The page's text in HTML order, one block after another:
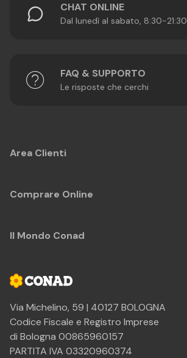
CHAT ONLINE
Dal lunedì al sabato, 8:30-21:30
FAQ & SUPPORTO
Le risposte che cerchi
Via Michelino, 59 | 40127 BOLOGNA
Codice Fiscale e Registro Imprese
di Bologna 00865960157
PARTITA IVA 03320960374
Area Clienti
Comprare Online
Il Mondo Conad